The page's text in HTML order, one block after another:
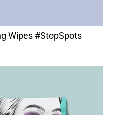
Wipes #StopSpots